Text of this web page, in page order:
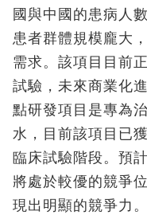
國與中國的患病人
患者群體規模龐大
需求。該項目目前
試驗，未來商業化
點研發項目是專為
水，目前該項目已
臨床試驗階段。預
將處於較優的競爭
現出明顯的競爭力